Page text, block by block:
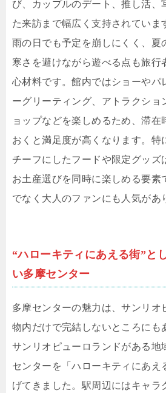
び、カップルのデート、推し活、
た来訪まで幅広く支持されていま
雨の日でも予定を崩しにくく、夏
寒さを避けながら遊べる点も旅行
心材料です。館内ではショーやパ
ーグリーティング、アトラクショ
ョップなどを楽しめるため、滞在
おくと満足度が高くなります。特
チーフにしたフードや限定グッズ
お土産選びを同時に楽しめる要素
でなく大人のファンにも人気があ
“ハローキティにあえる街”と
い多摩センター
多摩センターの魅力は、サンリオ
物内だけで完結しないところにも
サンリオピューロランドがある地
センターを「ハローキティにあえ
げてきました。駅周辺にはキャラ